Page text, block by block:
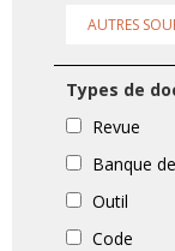
AUTRES
Types de
Revue
Banque
Outil
Code